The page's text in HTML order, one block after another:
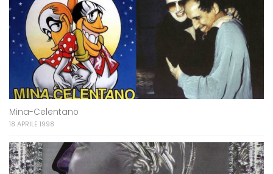
Mina-Celentano
18 APRILE 1998